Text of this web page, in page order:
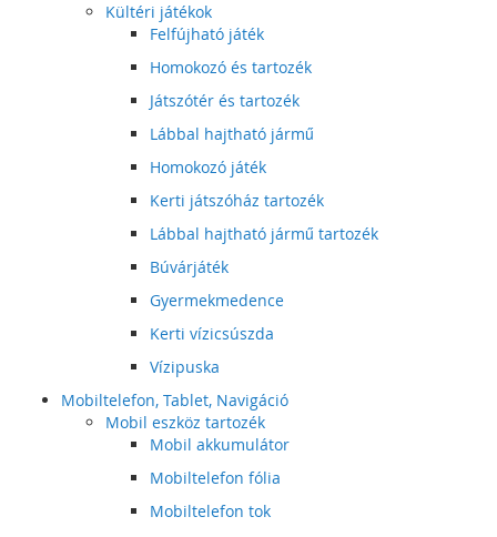
Kültéri játékok
Felfújható játék
Homokozó és tartozék
Játszótér és tartozék
Lábbal hajtható jármű
Homokozó játék
Kerti játszóház tartozék
Lábbal hajtható jármű tartozék
Búvárjáték
Gyermekmedence
Kerti vízicsúszda
Vízipuska
Mobiltelefon, Tablet, Navigáció
Mobil eszköz tartozék
Mobil akkumulátor
Mobiltelefon fólia
Mobiltelefon tok